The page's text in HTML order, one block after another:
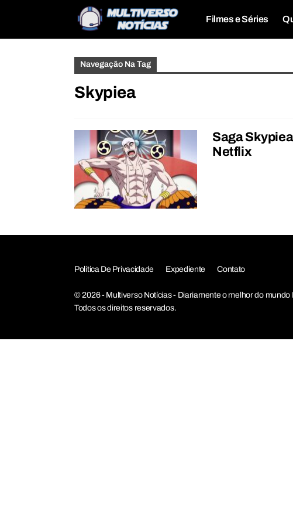
Filmes e Séries
Navegação Na Tag
Skypiea
Saga
Netflix
Política De Privacidade Expediente Contato
© 2026 - Multiverso Notícias - Diariamente o melhor do mundo
Todos os direitos reservados.